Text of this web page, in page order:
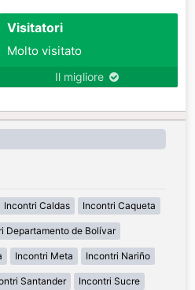
Visitatori
Molto visitato
Il migliore
Incontri Caldas Incontri Caqueta
Departamento de Bolívar
Incontri Meta Incontri Nariño
Santander Incontri Sucre